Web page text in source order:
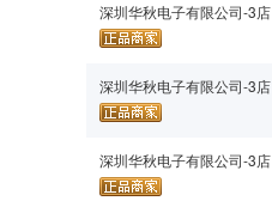
深圳华秋电子有限公司-3店
深圳华秋电子有限公司-3店
深圳华秋电子有限公司-3店